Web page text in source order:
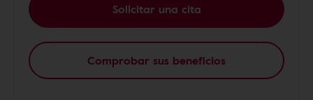
Solicitar una cita
Comprobar sus beneficios